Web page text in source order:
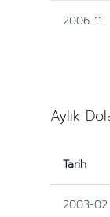
2006-11
Aylık
Tarih
2003-02